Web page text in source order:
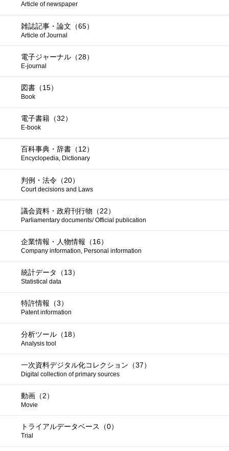
Article of newspaper
雑誌記事・論文（65）
Article of Journal
電子ジャーナル（28）
E-journal
図書（15）
Book
電子書籍（32）
E-book
百科事典・辞書（12）
Encyclopedia, Dictionary
判例・法令（20）
Court decisions and Laws
議会資料・政府刊行物（22）
Parliamentary documents/ Official publication
企業情報・人物情報（16）
Company information, Personal information
統計データ（13）
Statistical data
特許情報（3）
Patent information
分析ツール（18）
Analysis tool
一次資料デジタル化コレクション（37）
Digital collection of primary sources
動画（2）
Movie
トライアルデータベース（0）
Trial